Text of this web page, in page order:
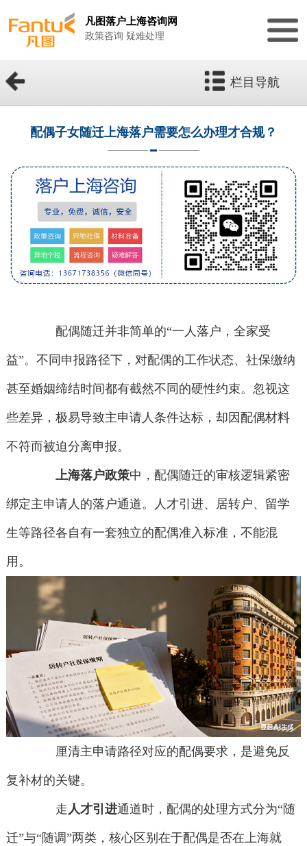
凡图落户上海咨询网
政策咨询 疑难处理
栏目导航
配偶子女随迁上海落户需要怎么办理才合规？
配偶随迁并非简单的“一人落户，全家受
益”。不同申报路径下，对配偶的工作状态、社保缴纳
甚至婚姻缔结时间都有截然不同的硬性约束。忽视这
些差异，极易导致主申请人条件达标，却因配偶材料
不符而被迫分离申报。
上海落户政策中，配偶随迁的审核逻辑紧密
绑定主申请人的落户通道。人才引进、居转户、留学
生等路径各自有一套独立的配偶准入标准，不能混
用。
厘清主申请路径对应的配偶要求，是避免反
复补材的关键。
走人才引进通道时，配偶的处理方式分为“随
迁”与“随调”两类，核心区别在于配偶是否在上海就